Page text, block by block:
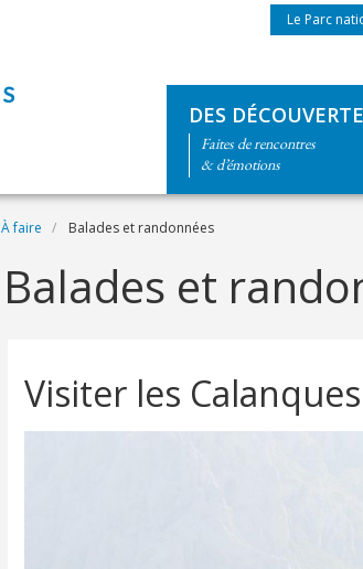
Menu du
Le Parc
DES
Faites de rencontres
& d’émotions
À faire Balades et randonnées
Balades et
Visiter les